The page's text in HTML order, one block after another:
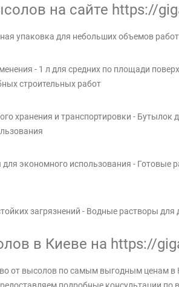
на сайте https://
упаковка для небольших объемов
- 1 л для средних по площади
строительных работ
хранения и транспортировки - Бутылок
экономного использования - Готовые
загрязнений - Водные растворы для
в Киеве на https://
от высолов по самым выгодным ценам